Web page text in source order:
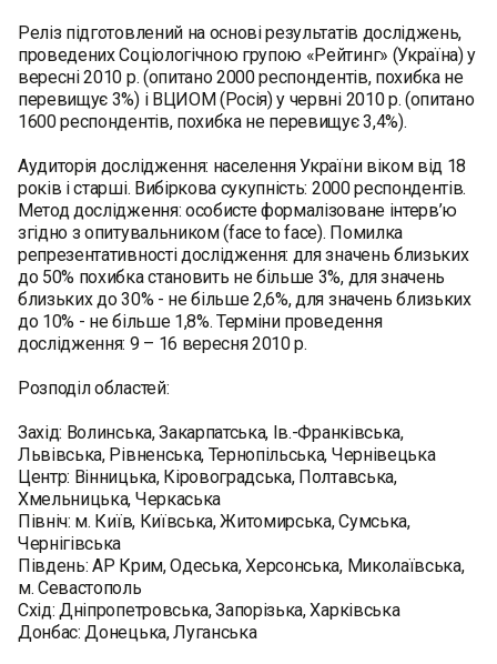
Реліз підготовлений на основі результатів досліджень,
проведених Соціологічною групою «Рейтинг» (Україна) у
вересні 2010 р. (опитано 2000 респондентів, похибка не
перевищує 3%) і ВЦИОМ (Росія) у червні 2010 р. (опитано
1600 респондентів, похибка не перевищує 3,4%).
Аудиторія дослідження: населення України віком від 18
років і старші. Вибіркова сукупність: 2000 респондентів.
Метод дослідження: особисте формалізоване інтерв’ю
згідно з опитувальником (face to face). Помилка
репрезентативності дослідження: для значень близьких
до 50% похибка становить не більше 3%, для значень
близьких до 30% - не більше 2,6%, для значень близьких
до 10% - не більше 1,8%. Терміни проведення
дослідження: 9 – 16 вересня 2010 р.
Розподіл областей:
Захід: Волинська, Закарпатська, Ів.-Франківська,
Львівська, Рівненська, Тернопільська, Чернівецька
Центр: Вінницька, Кіровоградська, Полтавська,
Хмельницька, Черкаська
Північ: м. Київ, Київська, Житомирська, Сумська,
Чернігівська
Південь: АР Крим, Одеська, Херсонська, Миколаївська,
м. Севастополь
Схід: Дніпропетровська, Запорізька, Харківська
Донбас: Донецька, Луганська